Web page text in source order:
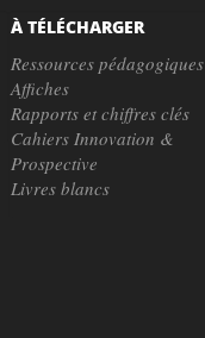
À TÉLÉCHARGER
Ressources pédagogiques
Affiches
Rapports et chiffres clés
Cahiers Innovation &
Prospective
Livres blancs